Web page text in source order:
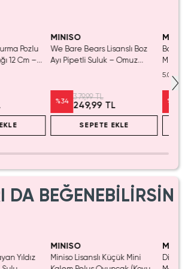
Pozlu
12 Cm –
MINISO
We Bare Bears Lisanslı Boz
Ayı Pipetli Suluk – Omuz
%34
379,99 TL
249,99 TL
SEPETE EKLE
Barbie
Mendil
5.0
%
DA BEĞENEBİLİRSİN
Yıldız
MINISO
Miniso Lisanslı Küçük Mini